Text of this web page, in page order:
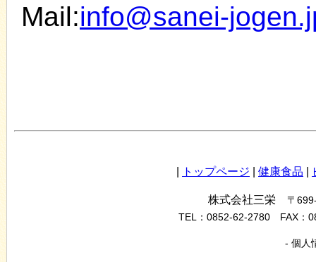
Mail:info@sanei-
トップページ 健康食品
株式会社三栄
〒
TEL：0852-62-2780 FAX：
- 個人